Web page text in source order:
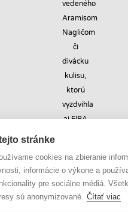
Sleduj
@slovakbasket
stránke
cookies na zbieranie
informácie o výkone a
pre sociálne médiá.
sú anonymizované. Čítať viac